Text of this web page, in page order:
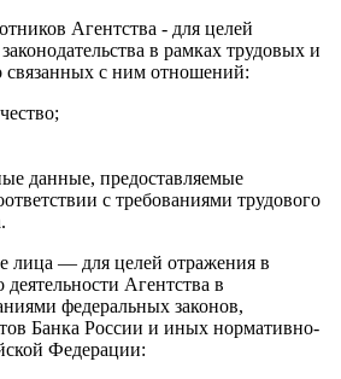
Агентства - для целей
в рамках трудовых и
связанных с ним отношений:
данные, предоставляемые
с требованиями трудового
лица — для целей отражения в
Агентства в
федеральных законов,
Банка России и иных нормативно-
Федерации: